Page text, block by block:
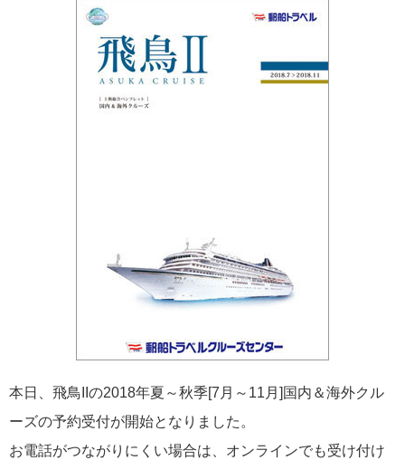
本日、飛鳥IIの2018年夏～秋季[7月～11月]国内＆海外クル
ーズの予約受付が開始となりました。
お電話がつながりにくい場合は、オンラインでも受け付け
2026年02月19日
飛鳥II 2027年オセアニアグランドクルーズ発表！
2026年02月04日
飛鳥II 小山薫堂×飛鳥II～洋上の大人の文化祭～本日発売です